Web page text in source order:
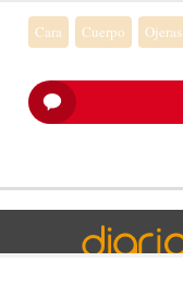
Cara Cuerpo Ojeras